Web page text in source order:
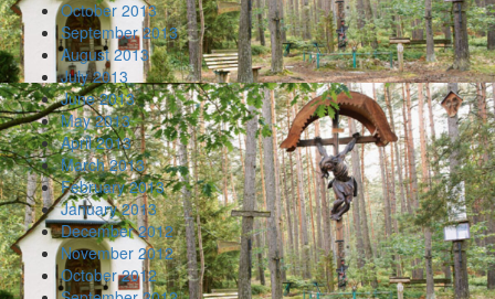
October 2013
September 2013
August 2013
July 2013
June 2013
May 2013
April 2013
March 2013
February 2013
January 2013
December 2012
November 2012
October 2012